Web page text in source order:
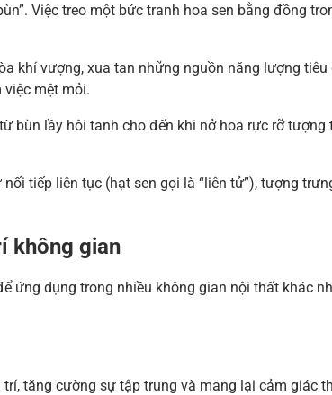
Việc treo một bức tranh hoa sen bằng đồng
khí vượng, xua tan những nguồn năng lượng
mệt mỏi.
bùn lầy hôi tanh cho đến khi nở hoa rực rỡ
tiếp liên tục (hạt sen gọi là “liên tử”), tượng
không gian
ứng dụng trong nhiều không gian nội thất khác
tăng cường sự tập trung và mang lại cảm giác